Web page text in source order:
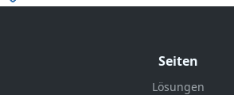
Seiten
Lösungen